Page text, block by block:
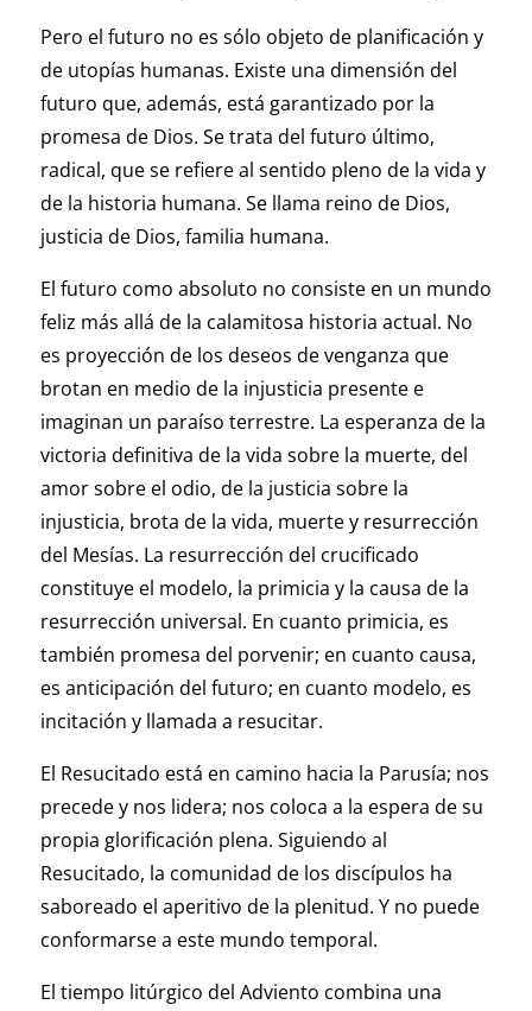
Pero el futuro no es sólo objeto de planificación y
de utopías humanas. Existe una dimensión del
futuro que, además, está garantizado por la
promesa de Dios. Se trata del futuro último,
radical, que se refiere al sentido pleno de la vida y
de la historia humana. Se llama reino de Dios,
justicia de Dios, familia humana.
El futuro como absoluto no consiste en un mundo
feliz más allá de la calamitosa historia actual. No
es proyección de los deseos de venganza que
brotan en medio de la injusticia presente e
imaginan un paraíso terrestre. La esperanza de la
victoria definitiva de la vida sobre la muerte, del
amor sobre el odio, de la justicia sobre la
injusticia, brota de la vida, muerte y resurrección
del Mesías. La resurrección del crucificado
constituye el modelo, la primicia y la causa de la
resurrección universal. En cuanto primicia, es
también promesa del porvenir; en cuanto causa,
es anticipación del futuro; en cuanto modelo, es
incitación y llamada a resucitar.
El Resucitado está en camino hacia la Parusía; nos
precede y nos lidera; nos coloca a la espera de su
propia glorificación plena. Siguiendo al
Resucitado, la comunidad de los discípulos ha
saboreado el aperitivo de la plenitud. Y no puede
conformarse a este mundo temporal.
El tiempo litúrgico del Adviento combina una